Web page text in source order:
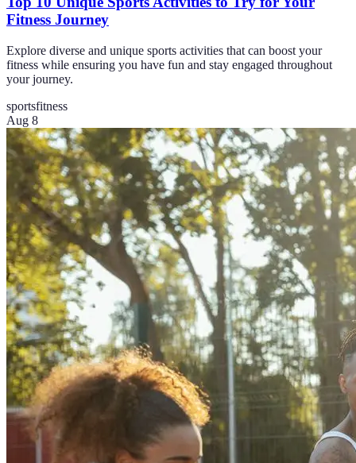
Fitness Journey
Explore diverse and unique sports activities that can boost your
fitness while ensuring you have fun and stay engaged throughout
your journey.
sportsfitness
Aug 8